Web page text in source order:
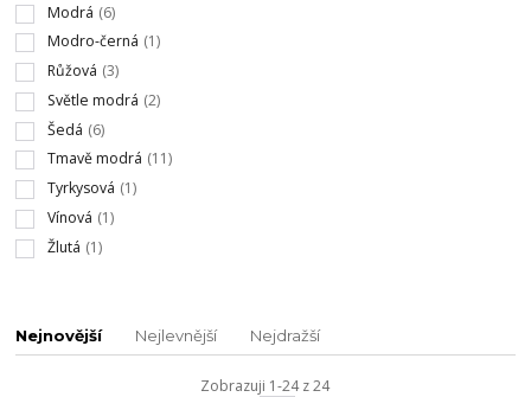
Modrá (6)
Modro-černá (1)
Růžová (3)
Světle modrá (2)
Šedá (6)
Tmavě modrá (11)
Tyrkysová (1)
Vínová (1)
Žlutá (1)
Nejnovější Nejlevnější Nejdražší
Zobrazuji 1-24 z 24